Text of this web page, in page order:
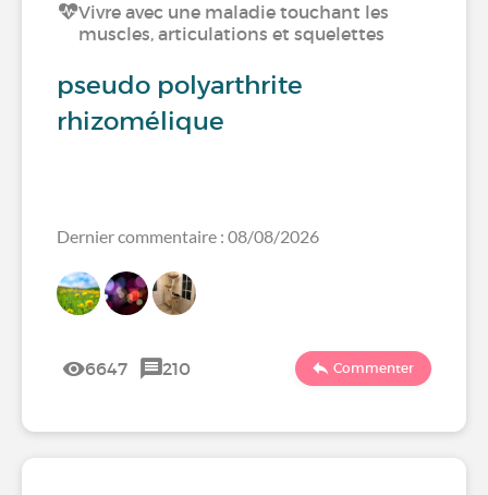
Vivre avec une maladie touchant les
muscles, articulations et squelettes
pseudo polyarthrite
rhizomélique
Dernier commentaire : 08/08/2026
6647 210 Commenter